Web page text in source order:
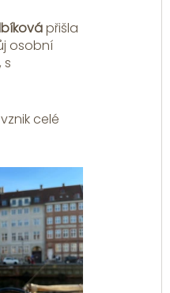
přišla
osobní
s
celé